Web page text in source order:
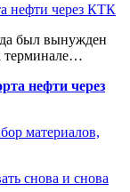
нефти через КТК
был вынужден
терминале…
нефти через
материалов,
снова и снова